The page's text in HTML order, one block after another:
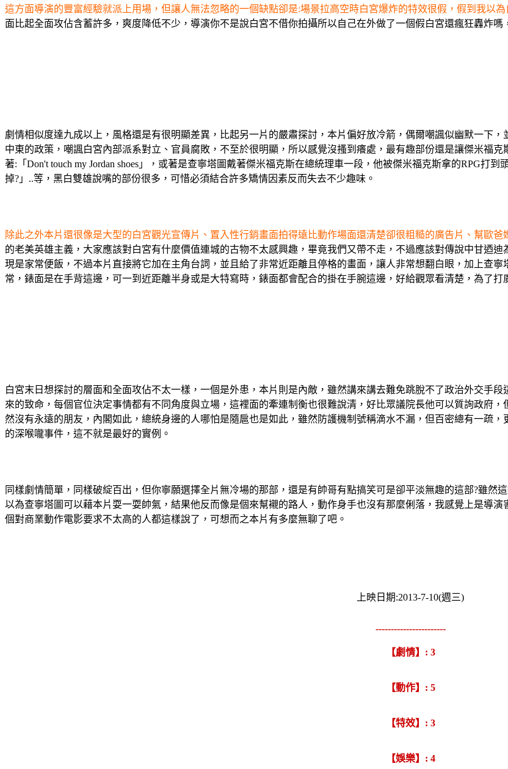
這方面導演的豐富經驗就派上用場，但讓人無法忽略的一個缺點卻是:場景拉高空時白宮爆炸的特效很假，假到我以
面比起全面攻佔含蓄許多，爽度降低不少，導演你不是說白宮不借你拍攝所以自己在外做了一個假白宮還瘋狂轟炸嗎
劇情相似度達九成以上，風格還是有很明顯差異，比起另一片的嚴肅探討，本片偏好放冷箭，偶爾嘲諷似幽默一下
中東的政策，嘲諷白宮內部派系對立、官員腐敗，不至於很明顯，所以感覺沒搔到癢處，最有趣部份還是讓傑米福
著:「Don't touch my Jordan shoes」，或著是查寧塔圖戴著傑米福克斯在總統理車一段，他被傑米福克斯拿的RPG打
掉?」..等，黑白雙雄說嘴的部份很多，可惜必須結合許多矯情因素反而失去不少趣味。
除此之外本片還很像是大型的白宮觀光宣傳片、置入性行銷畫面拍得遠比動作場面還清楚卻很粗糙的廣告片、幫歐爸
的老美英雄主義，大家應該對白宮有什麼價值連城的古物不太感興趣，畢竟我們又帶不走，不過應該對傳說中甘迺
現是家常便飯，不過本片直接將它加在主角台詞，並且給了非常近距離且停格的畫面，讓人非常想翻白眼，加上查
常，錶面是在手背這邊，可一到近距離半身或是大特寫時，錶面都會配合的掛在手腕這邊，好給觀眾看清楚，為了打
白宮末日想探討的層面和全面攻佔不太一樣，一個是外患，本片則是內敵，雖然講來講去難免跳脫不了政治外交手
來的致命，每個官位決定事情都有不同角度與立場，這裡面的牽連制衡也很難說清，好比眾議院長他可以質詢政府
然沒有永遠的朋友，內閣如此，總統身邊的人哪怕是隨扈也是如此，雖然防護機制號稱滴水不漏，但百密總有一疏，
的深喉嚨事件，這不就是最好的實例。
同樣劇情簡單，同樣破綻百出，但你寧願選擇全片無冷場的那部，還是有帥哥有點搞笑可是卻平淡無趣的這部?雖
以為查寧塔圖可以藉本片耍一耍帥氣，結果他反而像是個來幫襯的路人，動作身手也沒有那麼俐落，我感覺上是導
個對商業動作電影要求不太高的人都這樣說了，可想而之本片有多麼無聊了吧。
上映日期:2013-7-10(週三)
-----------------------
【劇情】: 3
【動作】: 5
【特效】: 3
【娛樂】: 4